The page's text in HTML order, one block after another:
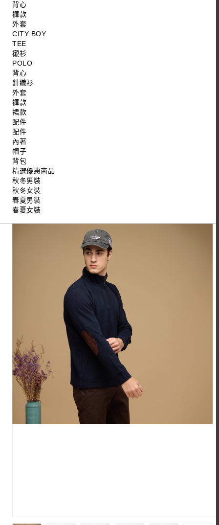
背心
褲款
外套
CITY BOY
TEE
襯衫
POLO
背心
針織衫
外套
褲款
裙款
配件
配件
內著
帽子
背包
精選優惠商品
秋冬男裝
秋冬女裝
春夏男裝
春夏女裝